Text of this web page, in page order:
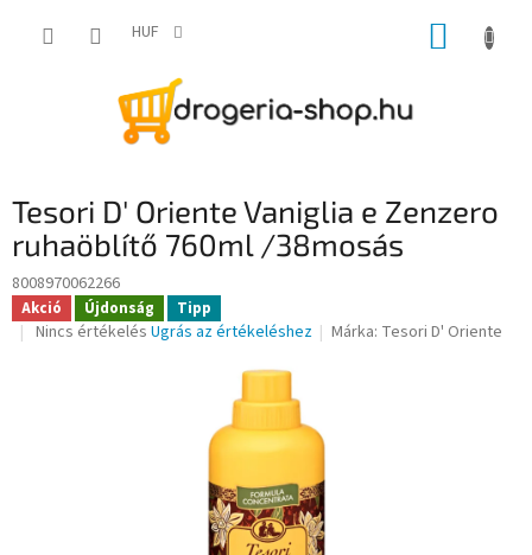
HUF KOSÁR
Tesori D' Oriente Vaniglia e Zenzero
ruhaöblítő 760ml /38mosás
8008970062266
Akció Újdonság Tipp
A
Nincs értékelés Ugrás az értékeléshez Márka: Tesori D' Oriente